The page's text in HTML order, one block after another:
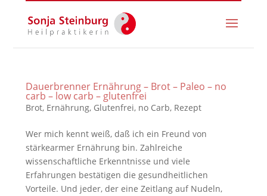
Dauerbrenner Ernährung – Brot – Paleo – no
carb – low carb – glutenfrei
Brot, Ernährung, Glutenfrei, no Carb, Rezept
Wer mich kennt weiß, daß ich ein Freund von
stärkearmer Ernährung bin. Zahlreiche
wissenschaftliche Erkenntnisse und viele
Erfahrungen bestätigen die gesundheitlichen
Vorteile. Und jeder, der eine Zeitlang auf Nudeln,